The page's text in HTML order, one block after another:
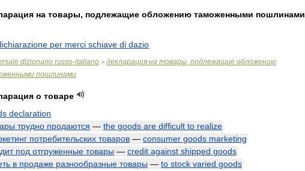
на товары, подлежащие обложению таможенными пошлинами
per merci schiave di dazio
dizionario russo-italiano > декларация на товары, подлежащие обложению
пошлинами
о товаре
declaration
трудно продаются — the goods are difficult to realize
потребительских товаров — consumer goods marketing
под отгруженные товары — credit against shipped goods
в продаже разнообразные товары — to stock varied goods